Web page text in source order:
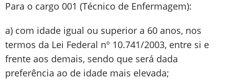
Para o cargo 001 (Técnico de Enfermagem):
a) com idade igual ou superior a 60 anos, nos
termos da Lei Federal nº 10.741/2003, entre si e
frente aos demais, sendo que será dada
preferência ao de idade mais elevada;